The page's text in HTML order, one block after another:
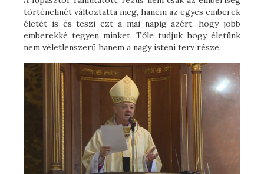
történelmét változtatta meg, hanem az egyes emberek
életét is és teszi ezt a mai napig azért, hogy jobb
emberekké tegyen minket. Tőle tudjuk hogy életünk
nem véletlenszerű hanem a nagy isteni terv része.